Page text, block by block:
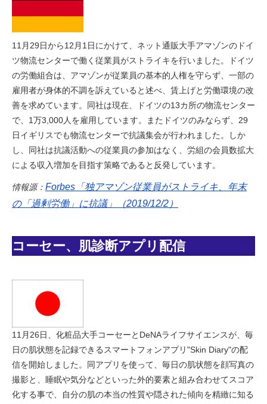
11月29日から12月1日にかけて、ネット通販大手アマゾンのドイ
ツ物流センターで働く従業員がストライキを行いました。ドイツ
の労働組合は、アマゾンが従業員の基本的人権を守らず、一部の
雇用者が身体的不調を訴えていると述べ、賃上げと労働環境の改
善を求めています。同社は現在、ドイツの13カ所の物流センター
で、1万3,000人を雇用しています。またドイツのみならず、29
日イギリスでも物流センターで抗議集会が行われました。しか
し、同社は抗議活動への従業員の参加はなく、労組の会員数拡大
による収入増加を目指す策略であると反発しています。
情報源： Forbes「独アマゾン従業員がストライキ、年末
の「過剰労働」に抗議」（2019/12/2）
コーセー、肌診断アプリ配信
11月26日、化粧品大手コーセーとDeNAライフサイエンスが、毎
日の肌状態を記録できるスマートフォンアプリ"Skin Diary"の配
信を開始しました。同アプリを使って、毎日の肌状態を顔写真の
撮影と、睡眠や気分などといった外的要素と組み合わせてスコア
化する事で、自分の肌の本当の性質や隠された傾向を精緻に知る